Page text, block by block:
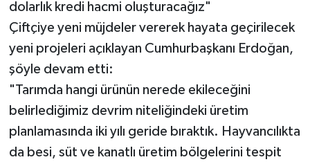
dolarlık kredi hacmi oluşturacağız"
Çiftçiye yeni müjdeler vererek hayata geçirilecek
yeni projeleri açıklayan Cumhurbaşkanı Erdoğan,
şöyle devam etti:
"Tarımda hangi ürünün nerede ekileceğini
belirlediğimiz devrim niteliğindeki üretim
planlamasında iki yılı geride bıraktık. Hayvancılıkta
da besi, süt ve kanatlı üretim bölgelerini tespit